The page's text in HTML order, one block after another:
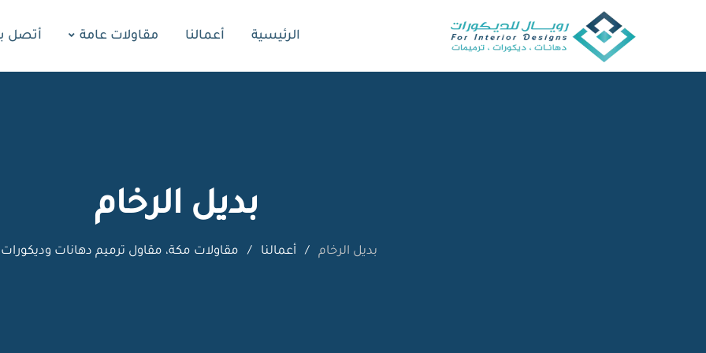
الرئيسية أعمالنا مقاولات عامة أتصل
بديل الرخام
بديل الرخام / أعمالنا / مقاولات مكة، مقاول ترميم دهانات